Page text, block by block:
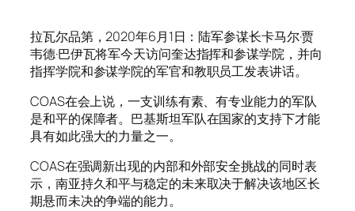
拉瓦尔品第，2020年6月1日：陆军参谋长卡马尔·贾
韦德·巴伊瓦将军今天访问奎达指挥和参谋学院，并向
指挥学院和参谋学院的军官和教职员工发表讲话。
COAS在会上说，一支训练有素、有专业能力的军队
是和平的保障者。巴基斯坦军队在国家的支持下才能
具有如此强大的力量之一。
COAS在强调新出现的内部和外部安全挑战的同时表
示，南亚持久和平与稳定的未来取决于解决该地区长
期悬而未决的争端的能力。